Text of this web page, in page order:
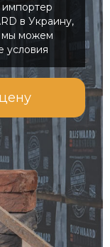
импортер
в Украину,
мы можем
условия